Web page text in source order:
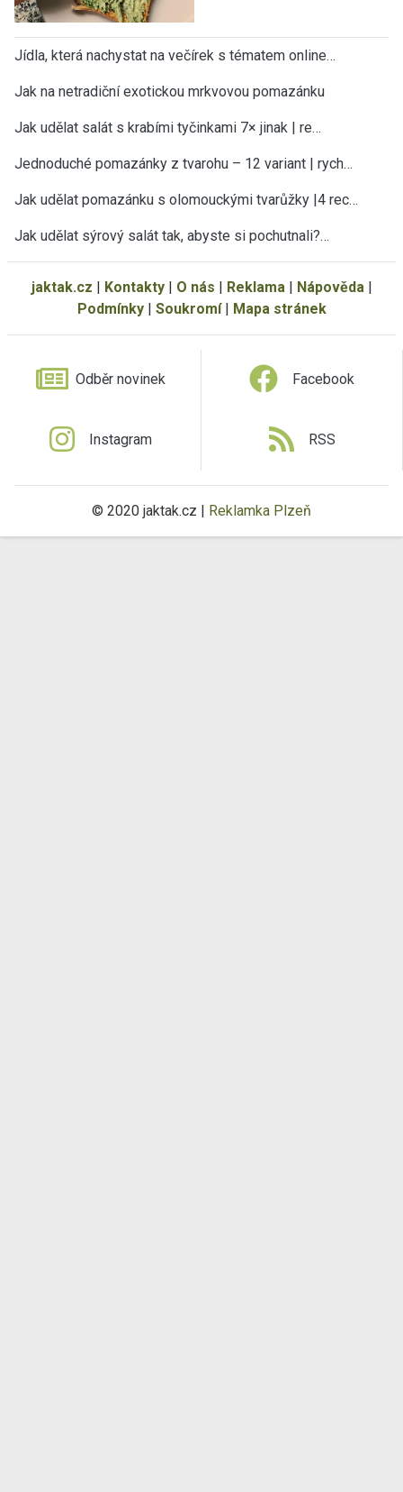
Jídla, která nachystat na večírek s tématem online…
Jak na netradiční exotickou mrkvovou pomazánku
Jak udělat salát s krabími tyčinkami 7× jinak | re…
Jednoduché pomazánky z tvarohu – 12 variant | rych…
Jak udělat pomazánku s olomouckými tvarůžky |4 rec…
Jak udělat sýrový salát tak, abyste si pochutnali?…
jaktak.cz | Kontakty| O nás | Reklama| Nápověda|
Podmínky| Soukromí| Mapa stránek
Odběr novinek Facebook
Instagram RSS
© 2020 jaktak.cz | Reklamka Plzeň